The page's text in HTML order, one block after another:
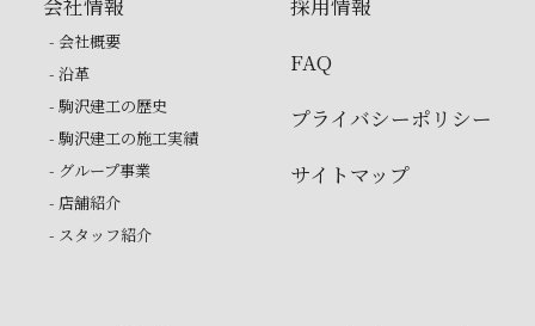
会社情報
- 会社概要
- 沿革
- 駒沢建工の歴史
- 駒沢建工の施工実績
- グループ事業
- 店舗紹介
- スタッフ紹介
採用情報
FAQ
プライバシーポリシー
サイトマップ